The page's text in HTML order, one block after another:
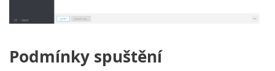
Podmínky spuštění